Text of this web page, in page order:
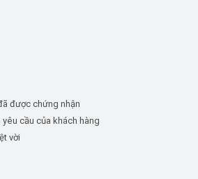
được chứng nhận
cầu của khách hàng
vời